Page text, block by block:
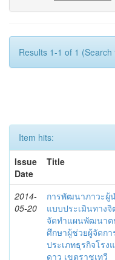
Results 1-1 of 1
Item hits:
Issue
Date
Title
2014-
05-20
การพัฒนาภาวะผู้
แบบประเมินทาง
จัดทำแผนพัฒนาต
ศึกษาผู้ช่วยผู้จัดกา
ประเภทธุรกิจโรง
ดาว เขตราชเทวี